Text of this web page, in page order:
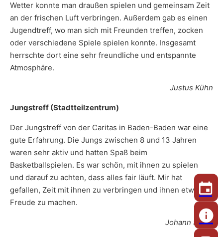
Wetter konnte man draußen spielen und gemeinsam Zeit
an der frischen Luft verbringen. Außerdem gab es einen
Jugendtreff, wo man sich mit Freunden treffen, zocken
oder verschiedene Spiele spielen konnte. Insgesamt
herrschte dort eine sehr freundliche und entspannte
Atmosphäre.
Justus Kühn
Jungstreff (Stadtteilzentrum)
Der Jungstreff von der Caritas in Baden-Baden war eine
gute Erfahrung. Die Jungs zwischen 8 und 13 Jahren
waren sehr aktiv und hatten Spaß beim
Basketballspielen. Es war schön, mit ihnen zu spielen
und darauf zu achten, dass alles fair läuft. Mir hat
gefallen, Zeit mit ihnen zu verbringen und ihnen etwas
Freude zu machen.
Johann Stake